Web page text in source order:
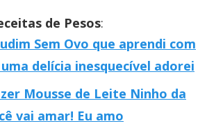
de Pesos:
Sem Ovo que aprendi com
delícia inesquecível adorei
Mousse de Leite Ninho da
vai amar! Eu amo